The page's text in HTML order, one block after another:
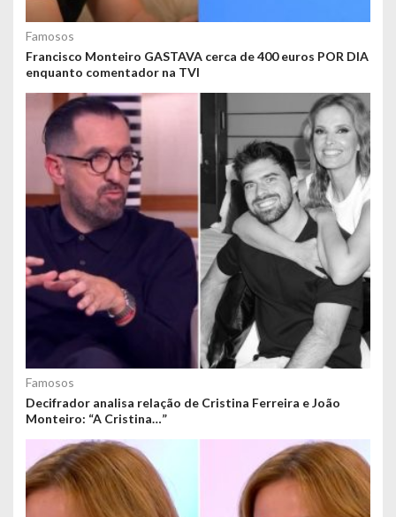
Famosos
Francisco Monteiro GASTAVA cerca de 400 euros POR DIA
enquanto comentador na TVI
Famosos
Decifrador analisa relação de Cristina Ferreira e João
Monteiro: “A Cristina…”